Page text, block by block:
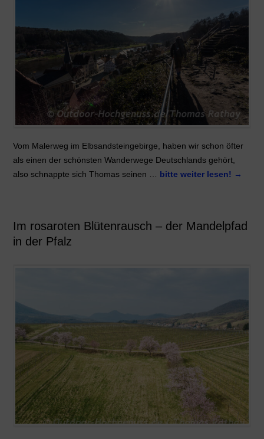
Vom Malerweg im Elbsandsteingebirge, haben wir schon öfter
als einen der schönsten Wanderwege Deutschlands gehört,
also schnappte sich Thomas seinen … bitte weiter lesen! →
Im rosaroten Blütenrausch – der Mandelpfad
in der Pfalz